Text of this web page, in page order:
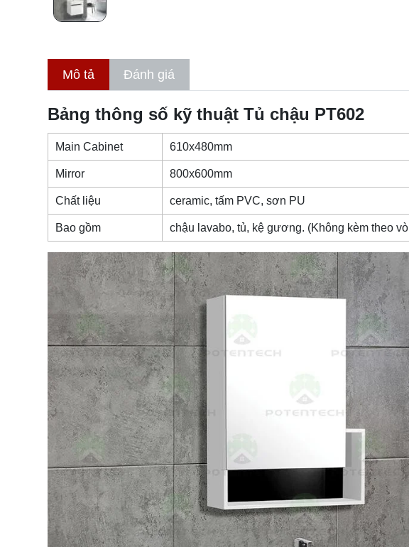
Mô tả Đánh giá
Bảng thông số kỹ thuật Tủ chậu PT602
Main Cabinet 610x480mm
Mirror 800x600mm
Chất liệu ceramic, tấm PVC, sơn PU
Bao gồm chậu lavabo, tủ, kệ gương. (Không kèm theo